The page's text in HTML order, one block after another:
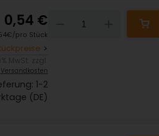
0,54 €
pro Stück
Versandkosten
1-2
(DE)
Down